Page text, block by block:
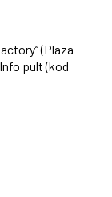
(Plaza
pult (kod